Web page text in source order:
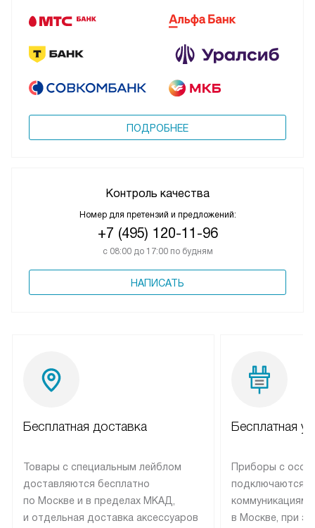
ПОДРОБНЕЕ
Контроль качества
Номер для претензий и предложений:
+7 (495) 120-11-96
с 08:00 до 17:00 по будням
НАПИСАТЬ
Бесплатная доставка
Товары с специальным лейблом
доставляются бесплатно
по Москве и в пределах МКАД,
и отдельная доставка аксессуаров
Бесплатная
Приборы с
подключаются к
коммуникациям
в Москве, при